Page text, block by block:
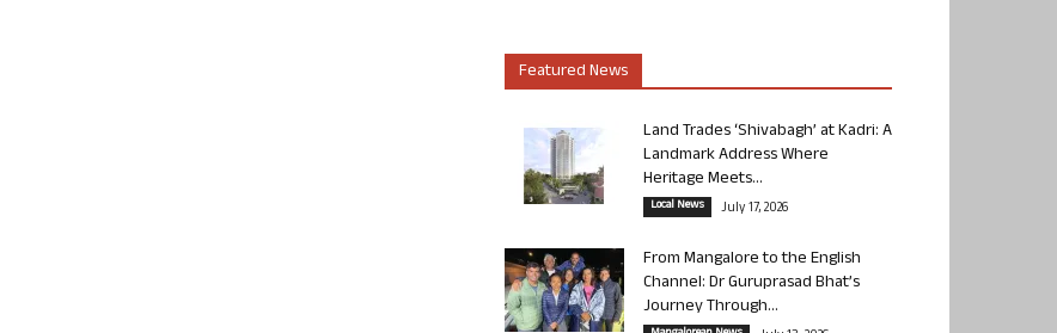
Featured News
Land Trades ‘Shivabagh’ at Kadri: A
Landmark Address Where
Heritage Meets...
Local News July 17, 2026
From Mangalore to the English
Channel: Dr Guruprasad Bhat’s
Journey Through...